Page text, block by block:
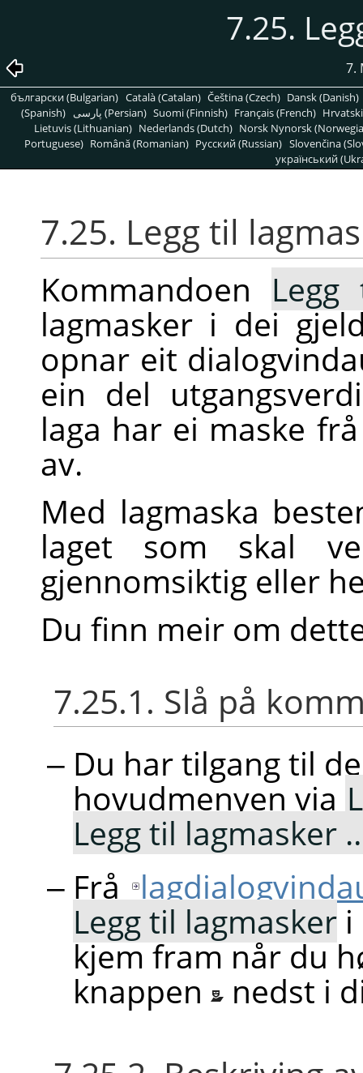
7.25.
7.
български (Bulgarian) Català (Catalan) Čeština (Czech) Dansk (Danish)
(Spanish)
پارسی (Persian) Suomi (Finnish) Français (French)
Lietuvis (Lithuanian) Nederlands (Dutch) Norsk Nynorsk
Portuguese) Română (Romanian) Pусский (Russian) Slovenčina
український
7.25. Legg til
Kommandoen
lagmasker i dei
opnar eit
ein del
laga har ei maske
av.
Med lagmaska
laget som skal
gjennomsiktig eller
Du finn meir om
7.25.1. Slå på
Du har tilgang til
hovudmenyen via
Legg til lagmasker
Frå
Legg til lagmasker i
kjem fram når du
knappen
nedst i